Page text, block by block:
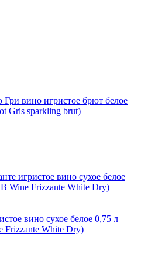
вино игристое брют белое
Gris sparkling brut)
вино сухое белое 0,75 л
Frizzante White Dry)